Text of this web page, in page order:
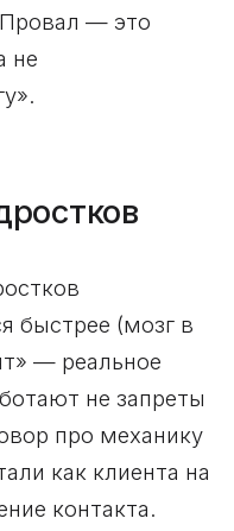
— это
не
быстрее (мозг в
— реальное
не запреты
про механику
как клиента на
контакта.